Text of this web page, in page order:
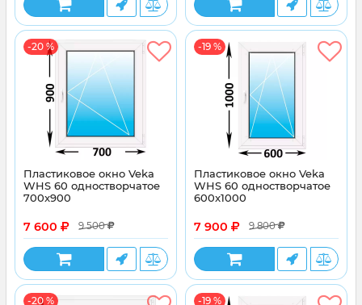
-20 %
Пластиковое окно Veka
WHS 60 одностворчатое
700x900
7 600 9 500
-19 %
Пластиковое окно Veka
WHS 60 одностворчатое
600x1000
7 900 9 800
-20 % -19 %